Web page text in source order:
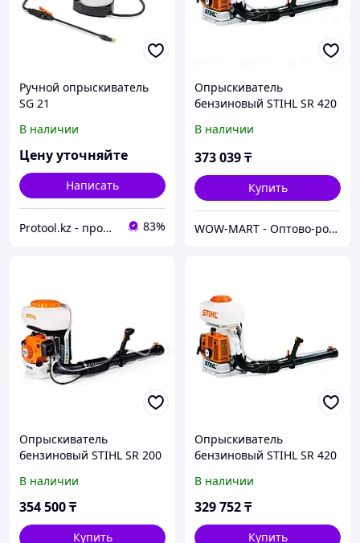
Ручной опрыскиватель
SG 21
В наличии
Цену уточняйте
Написать
Protool.kz - продажа электроинструмента, ручные строительные и садовые инструменты 83%
Опрыскиватель
бензиновый STIHL SR 420
В наличии
373 039₸
Купить
WOW-MART - Оптово-розничный Склад - товары на заказ до двери
Опрыскиватель
бензиновый STIHL SR 200
В наличии
354 500₸
Купить
Опрыскиватель
бензиновый STIHL SR 420
В наличии
329 752₸
Купить